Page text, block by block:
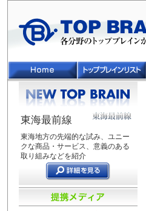
東海最前線
東海地方の先端的な試み、ユニー
クな商品・サービス、意義のある
取り組みなどを紹介